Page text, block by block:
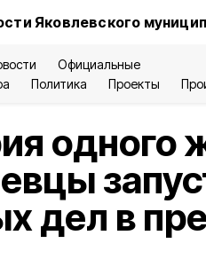
Яковлевского
Официальные
Политика Проекты
одного
дел в